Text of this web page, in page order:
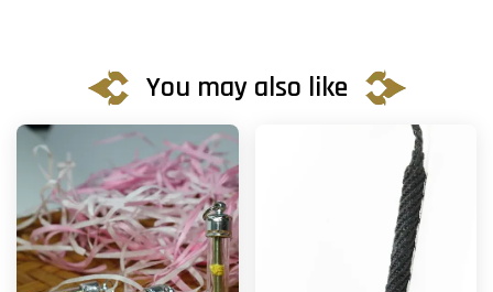
You may also like